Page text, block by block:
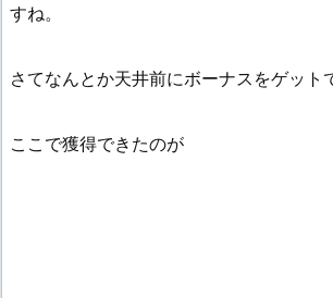
すね。
さてなんとか天井前にボーナスをゲット
ここで獲得できたのが